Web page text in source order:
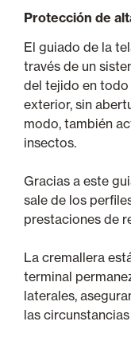
Protección de
El guiado de la
través de un
del tejido en todo
exterior, sin
modo, también
insectos.
Gracias a este
sale de los
prestaciones de
La cremallera
terminal
laterales,
las